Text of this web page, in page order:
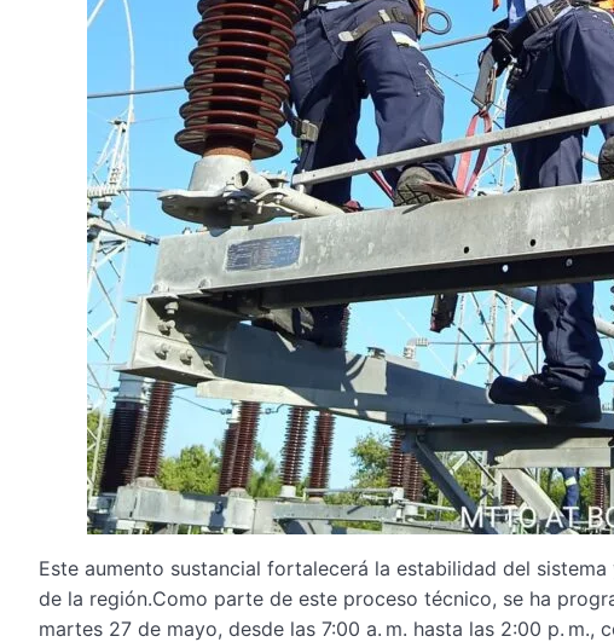
Este aumento sustancial fortalecerá la estabilidad del
de la región.Como parte de este proceso técnico, se ha
martes 27 de mayo, desde las 7:00 a. m. hasta las 2:00 p.